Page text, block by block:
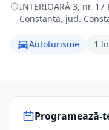
INTERIOARĂ 3, nr.
Constanta, jud.
Autoturisme 1
Programează-